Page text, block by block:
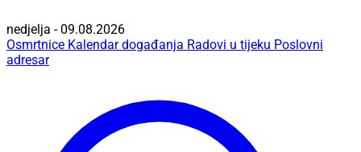
nedjelja - 09.08.2026
Osmrtnice Kalendar događanja Radovi u tijeku Poslovni
adresar